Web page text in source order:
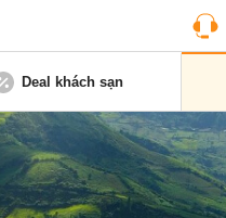
Deal khách sạn